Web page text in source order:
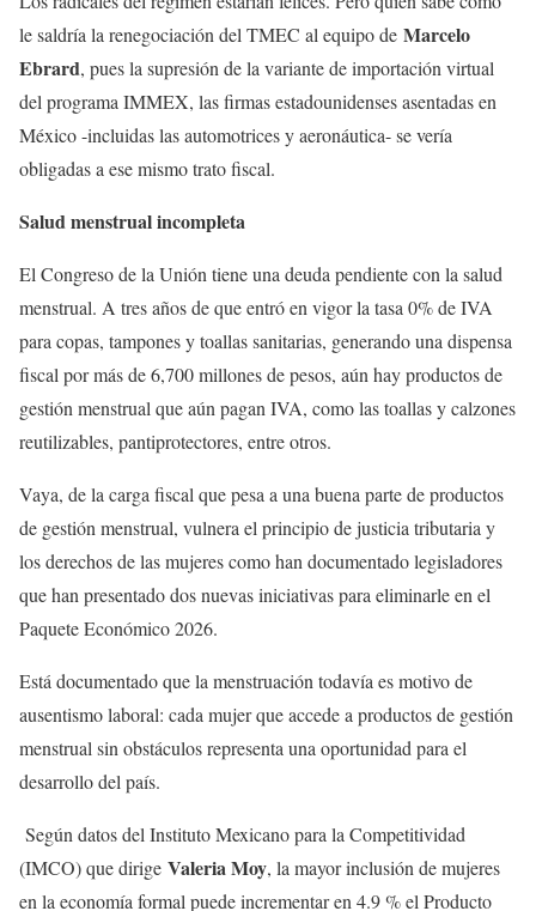
le saldría la renegociación del TMEC al equipo de Marcelo
Ebrard, pues la supresión de la variante de importación virtual
del programa IMMEX, las firmas estadounidenses asentadas en
México -incluidas las automotrices y aeronáutica- se vería
obligadas a ese mismo trato fiscal.
Salud menstrual incompleta
El Congreso de la Unión tiene una deuda pendiente con la salud
menstrual. A tres años de que entró en vigor la tasa 0% de IVA
para copas, tampones y toallas sanitarias, generando una dispensa
fiscal por más de 6,700 millones de pesos, aún hay productos de
gestión menstrual que aún pagan IVA, como las toallas y calzones
reutilizables, pantiprotectores, entre otros.
Vaya, de la carga fiscal que pesa a una buena parte de productos
de gestión menstrual, vulnera el principio de justicia tributaria y
los derechos de las mujeres como han documentado legisladores
que han presentado dos nuevas iniciativas para eliminarle en el
Paquete Económico 2026.
Está documentado que la menstruación todavía es motivo de
ausentismo laboral: cada mujer que accede a productos de gestión
menstrual sin obstáculos representa una oportunidad para el
desarrollo del país.
Según datos del Instituto Mexicano para la Competitividad
(IMCO) que dirige Valeria Moy, la mayor inclusión de mujeres
en la economía formal puede incrementar en 4.9 % el Producto